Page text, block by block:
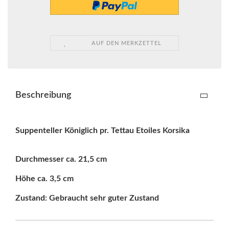
AUF DEN MERKZETTEL
Beschreibung
Suppenteller Königlich pr. Tettau Etoiles Korsika
Durchmesser ca. 21,5 cm
Höhe ca. 3,5 cm
Zustand: Gebraucht sehr guter Zustand